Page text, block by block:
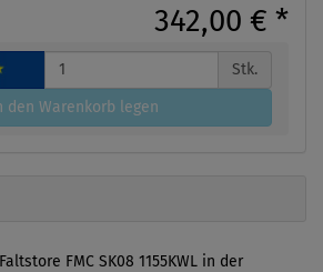
342,00 € *
Stk.
den Warenkorb legen
FMC SK08 1155KWL in der